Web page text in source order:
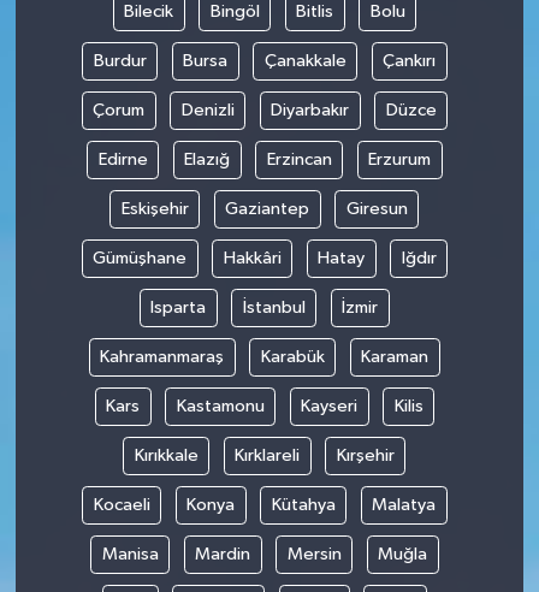
Bilecik Bingöl Bitlis Bolu
Burdur Bursa Çanakkale Çankırı
Çorum Denizli Diyarbakır Düzce
Edirne Elazığ Erzincan Erzurum
Eskişehir Gaziantep Giresun
Gümüşhane Hakkâri Hatay Iğdır
Isparta İstanbul İzmir
Kahramanmaraş Karabük Karaman
Kars Kastamonu Kayseri Kilis
Kırıkkale Kırklareli Kırşehir
Kocaeli Konya Kütahya Malatya
Manisa Mardin Mersin Muğla